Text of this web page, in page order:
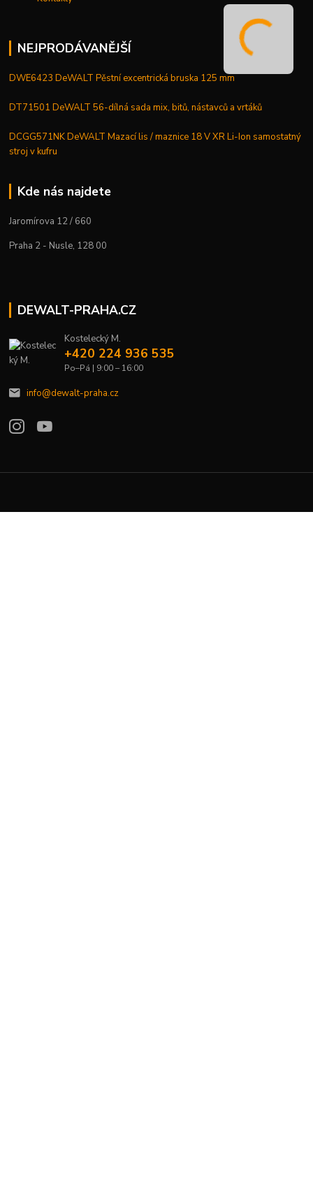
NEJPRODÁVANĚJŠÍ
DWE6423 DeWALT Pěstní excentrická bruska 125 mm
DT71501 DeWALT 56-dílná sada mix, bitů, nástavců a vrtáků
DCGG571NK DeWALT Mazací lis / maznice 18 V XR Li-Ion samostatný
stroj v kufru
Kde nás najdete
Jaromírova 12 / 660
Praha 2 - Nusle, 128 00
DEWALT-PRAHA.CZ
Kostelecký M.
+420 224 936 535
Po–Pá | 9:00 – 16:00
info@dewalt-praha.cz